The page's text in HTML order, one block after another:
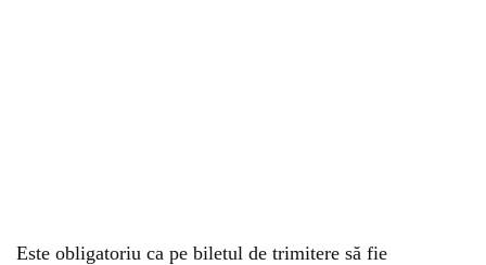
Este obligatoriu ca pe biletul de trimitere să fie